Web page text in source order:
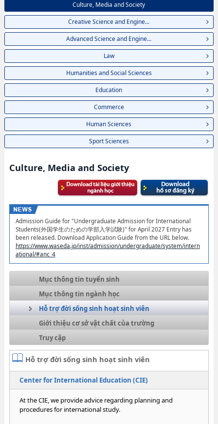
Culture, Media and Society
Creative Science and Engine...
Advanced Science and Engine...
Law
Humanities and Social Sciences
Education
Commerce
Human Sciences
Sport Sciences
Culture, Media and Society
Admission Guide for "Undergraduate Admission for International
Students(外国学生のための学部入学試験)" for April 2027 Entry has
been released. Download Application Guide from the URL below.
https://www.waseda.jp/inst/admission/undergraduate/system/intern
ational/#anc_4
Mục thông tin tuyển sinh
Mục thông tin ngành học
Hỗ trợ đời sống sinh hoạt sinh viên
Giới thiệu cơ sở vật chất của trường
Truy cập
Hỗ trợ đời sống sinh hoạt sinh viên
Center for International Education (CIE)
At the CIE, we provide advice regarding planning and
procedures for international study.